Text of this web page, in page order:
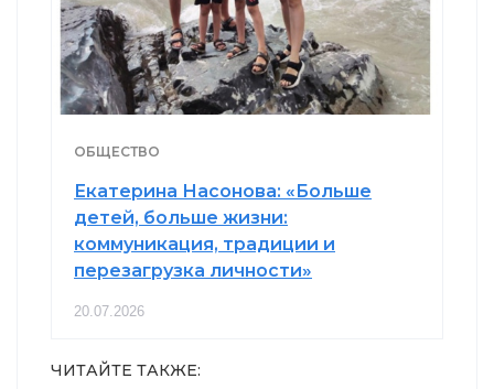
ОБЩЕСТВО
Екатерина Насонова: «Больше
детей, больше жизни:
коммуникация, традиции и
перезагрузка личности»
20.07.2026
ЧИТАЙТЕ ТАКЖЕ: